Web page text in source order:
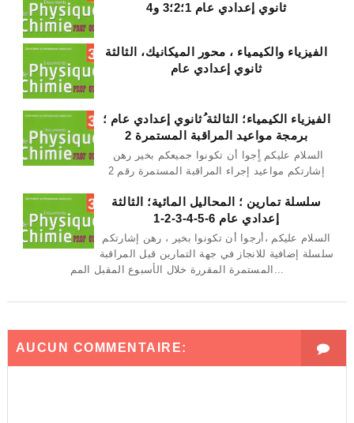
ثانوي إعدادي عام 1؛2؛3 و4
الفيزياء والكيمياء ، محور الميكانيك، الثالثة
ثانوي إعدادي عام
الفيزياء الكيمياء؛ الثالثة ُثانوي إعدادي عام ؛
برمجة مواعيد المراقبة المستمرة 2
إشارتكم مواعيد إجراء المراقبة المستمرة رقم 2
سلسلة تمارين ؛ المحاليل المائية؛ الثالثة
إعدادي عام 6-5-4-3-2-1
السلام عليكم ،أرجوا أن تكونوا بخير ، رهن إشارتكم
سلسلة إضافية للانجاز في جهة التمارين قبل المراقبة
المستمرة المقررة خلال الأسبوع المقبل المم...
AUCUN COMMENTAIRE: